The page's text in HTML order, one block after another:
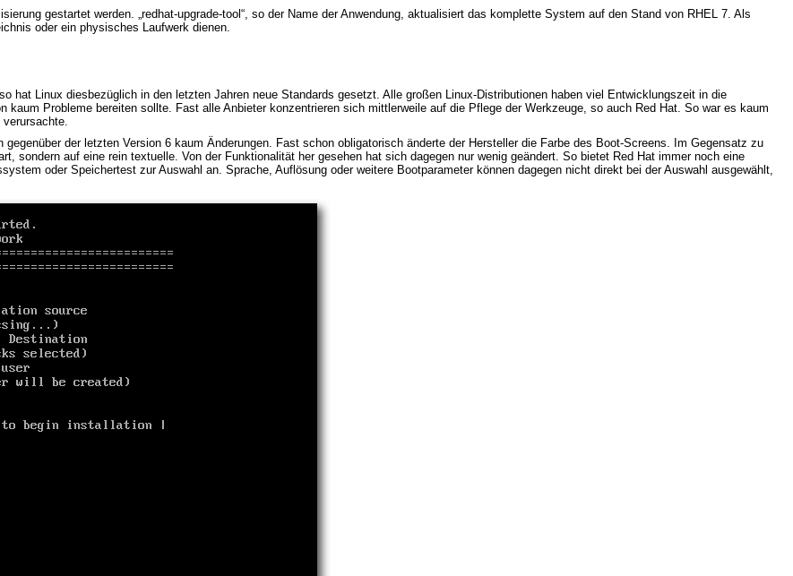
gestartet werden. „redhat-upgrade-tool“, so der Name der Anwendung, aktualisiert das komplette System auf den Stand von RHEL 7. Als
oder ein physisches Laufwerk dienen.
hat Linux diesbezüglich in den letzten Jahren neue Standards gesetzt. Alle großen Linux-Distributionen haben viel Entwicklungszeit in die
Probleme bereiten sollte. Fast alle Anbieter konzentrieren sich mittlerweile auf die Pflege der Werkzeuge, so auch Red Hat. So war es kaum
der letzten Version 6 kaum Änderungen. Fast schon obligatorisch änderte der Hersteller die Farbe des Boot-Screens. Im Gegensatz zu
sondern auf eine rein textuelle. Von der Funktionalität her gesehen hat sich dagegen nur wenig geändert. So bietet Red Hat immer noch eine
oder Speichertest zur Auswahl an. Sprache, Auflösung oder weitere Bootparameter können dagegen nicht direkt bei der Auswahl ausgewählt,